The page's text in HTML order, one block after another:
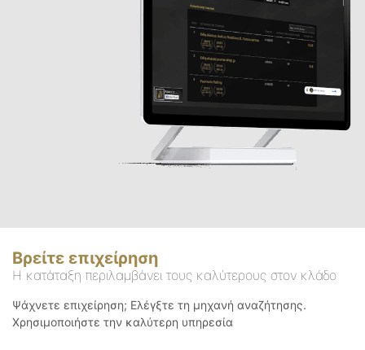
Βρείτε επιχείρηση
Η κατάταξη περιλαμβάνει τους καλύτερους στον κλάδο
Ψάχνετε επιχείρηση; Ελέγξτε τη μηχανή αναζήτησης.
Χρησιμοποιήστε την καλύτερη υπηρεσία